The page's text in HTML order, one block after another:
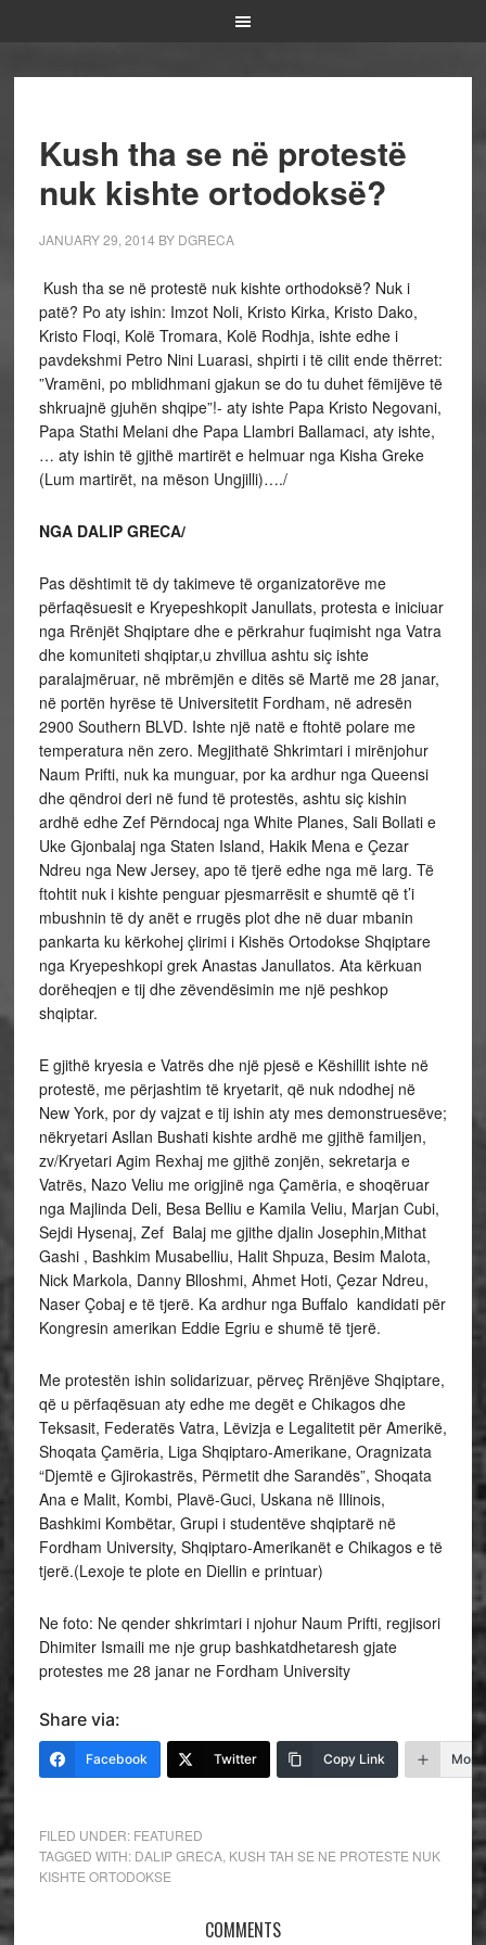
Kush tha se në protestë
nuk kishte ortodoksë?
JANUARY 29, 2014 BY DGRECA
Kush tha se në protestë nuk kishte orthodoksë? Nuk i
patë? Po aty ishin: Imzot Noli, Kristo Kirka, Kristo Dako,
Kristo Floqi, Kolë Tromara, Kolë Rodhja, ishte edhe i
pavdekshmi Petro Nini Luarasi, shpirti i të cilit ende thërret:
”Vramëni, po mblidhmani gjakun se do tu duhet fëmijëve të
shkruajnë gjuhën shqipe”!- aty ishte Papa Kristo Negovani,
Papa Stathi Melani dhe Papa Llambri Ballamaci, aty ishte,
… aty ishin të gjithë martirët e helmuar nga Kisha Greke
(Lum martirët, na mëson Ungjilli)…./
NGA DALIP GRECA/
Pas dështimit të dy takimeve të organizatorëve me
përfaqësuesit e Kryepeshkopit Janullats, protesta e iniciuar
nga Rrënjët Shqiptare dhe e përkrahur fuqimisht nga Vatra
dhe komuniteti shqiptar,u zhvillua ashtu siç ishte
paralajmëruar, në mbrëmjën e ditës së Martë me 28 janar,
në portën hyrëse të Universitetit Fordham, në adresën
2900 Southern BLVD. Ishte një natë e ftohtë polare me
temperatura nën zero. Megjithatë Shkrimtari i mirënjohur
Naum Prifti, nuk ka munguar, por ka ardhur nga Queensi
dhe qëndroi deri në fund të protestës, ashtu siç kishin
ardhë edhe Zef Përndocaj nga White Planes, Sali Bollati e
Uke Gjonbalaj nga Staten Island, Hakik Mena e Çezar
Ndreu nga New Jersey, apo të tjerë edhe nga më larg. Të
ftohtit nuk i kishte penguar pjesmarrësit e shumtë që t’i
mbushnin të dy anët e rrugës plot dhe në duar mbanin
pankarta ku kërkohej çlirimi i Kishës Ortodokse Shqiptare
nga Kryepeshkopi grek Anastas Janullatos. Ata kërkuan
dorëheqjen e tij dhe zëvendësimin me një peshkop
shqiptar.
E gjithë kryesia e Vatrës dhe një pjesë e Këshillit ishte në
protestë, me përjashtim të kryetarit, që nuk ndodhej në
New York, por dy vajzat e tij ishin aty mes demonstruesëve;
nëkryetari Asllan Bushati kishte ardhë me gjithë familjen,
zv/Kryetari Agim Rexhaj me gjithë zonjën, sekretarja e
Vatrës, Nazo Veliu me origjinë nga Çamëria, e shoqëruar
nga Majlinda Deli, Besa Belliu e Kamila Veliu, Marjan Cubi,
Sejdi Hysenaj, Zef Balaj me gjithe djalin Josephin,Mithat
Gashi , Bashkim Musabelliu, Halit Shpuza, Besim Malota,
Nick Markola, Danny Blloshmi, Ahmet Hoti, Çezar Ndreu,
Naser Çobaj e të tjerë. Ka ardhur nga Buffalo kandidati për
Kongresin amerikan Eddie Egriu e shumë të tjerë.
Me protestën ishin solidarizuar, përveç Rrënjëve Shqiptare,
që u përfaqësuan aty edhe me degët e Chikagos dhe
Teksasit, Federatës Vatra, Lëvizja e Legalitetit për Amerikë,
Shoqata Çamëria, Liga Shqiptaro-Amerikane, Oragnizata
“Djemtë e Gjirokastrës, Përmetit dhe Sarandës”, Shoqata
Ana e Malit, Kombi, Plavë-Guci, Uskana në Illinois,
Bashkimi Kombëtar, Grupi i studentëve shqiptarë në
Fordham University, Shqiptaro-Amerikanët e Chikagos e të
tjerë.(Lexoje te plote en Diellin e printuar)
Ne foto: Ne qender shkrimtari i njohur Naum Prifti, regjisori
Dhimiter Ismaili me nje grup bashkatdhetaresh gjate
protestes me 28 janar ne Fordham University
Share via:
Facebook Twitter Copy Link More
FILED UNDER: FEATURED
TAGGED WITH: DALIP GRECA, KUSH TAH SE NE PROTESTE NUK
KISHTE ORTODOKSE
COMMENTS